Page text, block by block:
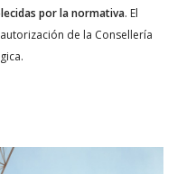
por la normativa. El
de la Consellería